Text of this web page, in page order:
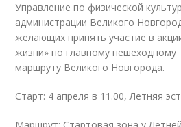
Управление по физической
администрации Великого
желающих принять участие в
жизни» по главному пешеходному
маршруту Великого Новгорода.
Старт: 4 апреля в 11.00, Летняя